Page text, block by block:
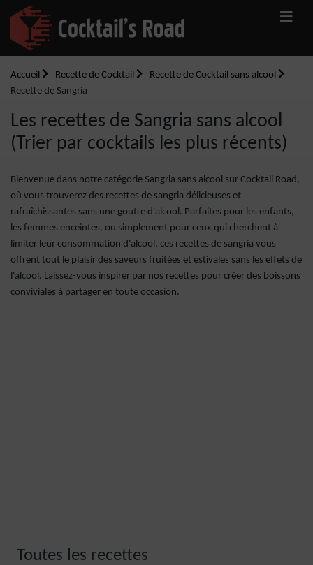
Accueil Recette de Cocktail
Recette de Cocktail sans alcool
Recette de Sangria
Les recettes de Sangria sans alcool
(Trier par cocktails les plus récents)
Bienvenue dans notre catégorie Sangria sans alcool sur Cocktail Road,
où vous trouverez des recettes de sangria délicieuses et
rafraîchissantes sans une goutte d'alcool. Parfaites pour les enfants,
les femmes enceintes, ou simplement pour ceux qui cherchent à
limiter leur consommation d'alcool, ces recettes de sangria vous
offrent tout le plaisir des saveurs fruitées et estivales sans les effets de
l'alcool. Laissez-vous inspirer par nos recettes pour créer des boissons
conviviales à partager en toute occasion.
Toutes les recettes